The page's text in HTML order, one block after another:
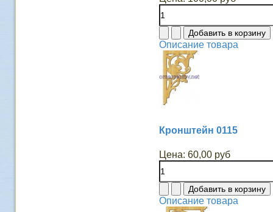
Описание товара
Кронштейн 0115
Цена: 60,00 руб
Описание товара